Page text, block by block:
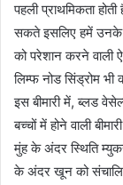
पहली प्राथमिकता
सकते इसलिए हमें उनके
को परेशान करने वाली
लिम्फ नोड सिंड्रोम भी
इस बीमारी में, ब्लड
बच्चों में होने वाली
मुंह के अंदर स्थिति
के अंदर खून को